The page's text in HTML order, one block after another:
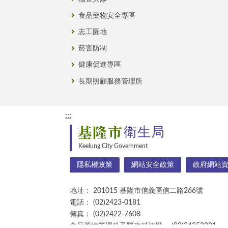
食品藥物安全專區
志工園地
菸害防制
健康促進專區
長期照顧服務管理所
:::
基隆市衛生局
Keelung City Government
隱私權政策 網站安全政策 政府網站
地址：
201015 基隆市信義區信二路266號
電話：
(02)2423-0181
傳真：
(02)2422-7608
食品藥物管理科及醫政科請撥：
(02)24252221